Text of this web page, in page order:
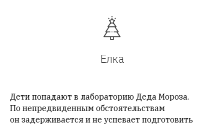
Елка
Дети попадают в лабораторию Деда Мороза.
По непредвиденным обстоятельствам
он задерживается и не успевает подготовить